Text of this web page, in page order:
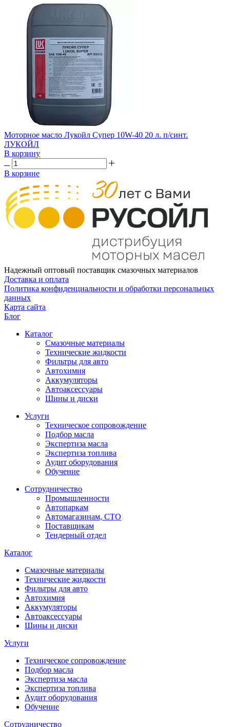
Моторное масло Лукойл Супер 10W-40 20 л. п/синт.
ЛУКОЙЛ
В корзину
В корзине
Надежный оптовый поставщик смазочных материалов
Доставка и оплата
Политика конфиденциальности и обработки персональных
данных
Карта сайта
Блог
Каталог
Смазочные материалы
Технические жидкости
Фильтры для авто
Автохимия
Аккумуляторы
Автоаксессуары
Шины и диски
Услуги
Техническое сопровождение
Подбор масла
Экспертиза масла
Экспертиза топлива
Аудит оборудования
Обучение
Сотрудничество
Промышленности
Автопаркам
Автомагазинам, СТО
Поставщикам
Тендерный отдел
Каталог
Смазочные материалы
Технические жидкости
Фильтры для авто
Автохимия
Аккумуляторы
Автоаксессуары
Шины и диски
Услуги
Техническое сопровождение
Подбор масла
Экспертиза масла
Экспертиза топлива
Аудит оборудования
Обучение
Сотрудничество